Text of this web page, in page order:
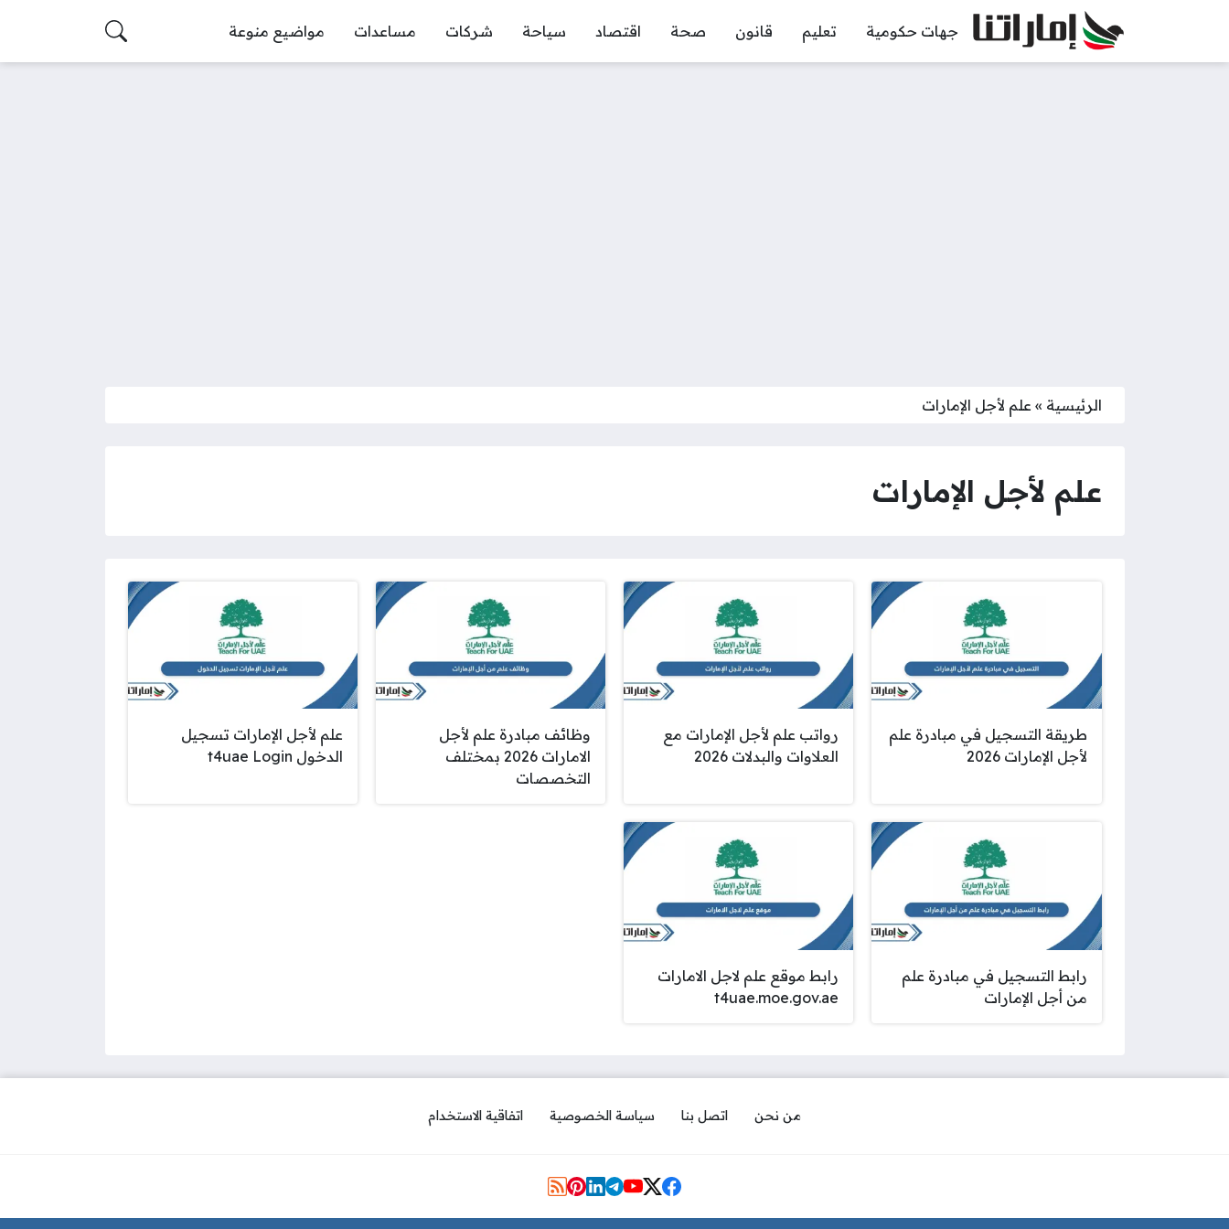
جهات حكومية تعليم قانون صحة اقتصاد سياحة شركات مساعدات مواضيع منوعة
الرئيسية » علم لأجل الإمارات
علم لأجل الإمارات
طريقة التسجيل في مبادرة علم
لأجل الإمارات 2026
رواتب علم لأجل الإمارات مع
العلاوات والبدلات 2026
وظائف مبادرة علم لأجل
الامارات 2026 بمختلف
التخصصات
علم لأجل الإمارات تسجيل
الدخول t4uae Login
رابط التسجيل في مبادرة علم
من أجل الإمارات
رابط موقع علم لاجل الامارات
t4uae.moe.gov.ae
من نحن اتصل بنا سياسة الخصوصية اتفاقية الاستخدام
مواقع التواصل